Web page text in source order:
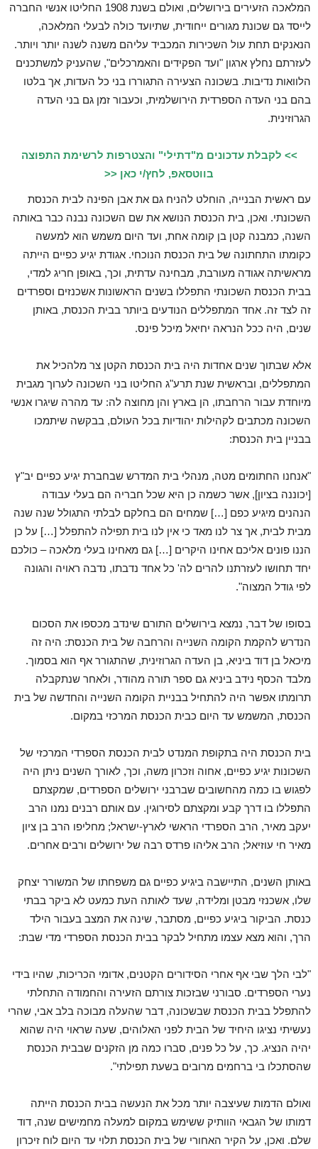
המלאכה הזעירים בירושלים, ואולם בשנת 1908 החליטו אנשי החברה
לייסד גם שכונת מגורים ייחודית, שתיועד כולה לבעלי המלאכה,
הנאנקים תחת עול השכירות המכביד עליהם משנה לשנה יותר ויותר.
לעזרתם נחלץ ארגון "ועד הפקידים והאמרכלים", שהעניק למשתכנים
הלוואות נדיבות. בשכונה הצעירה התגוררו בני כל העדות, אך בלטו
בהם בני העדה הספרדית הירושלמית, וכעבור זמן גם בני העדה
הגרוזינית.
>> לקבלת עדכונים מ"דתילי" והצטרפות לרשימת התפוצה
בווטסאפ, לחץ/י כאן <<
עם ראשית הבנייה, הוחלט להניח גם את אבן הפינה לבית הכנסת
השכונתי. ואכן, בית הכנסת הנושא את שם השכונה נבנה כבר באותה
השנה, כמבנה קטן בן קומה אחת, ועד היום משמש הוא למעשה
כקומתו התחתונה של בית הכנסת הנוכחי. אגודת יגיע כפיים הייתה
מראשיתה אגודה מעורבת, מבחינה עדתית, וכך, באופן חריג למדי,
בבית הכנסת השכונתי התפללו בשנים הראשונות אשכנזים וספרדים
זה לצד זה. אחד המתפללים הנודעים ביותר בבית הכנסת, באותן
שנים, היה ככל הנראה יחיאל מיכל פינס.
אלא שבתוך שנים אחדות היה בית הכנסת הקטן צר מלהכיל את
המתפללים, ובראשית שנת תרע"ג החליטו בני השכונה לערוך מגבית
מיוחדת עבור הרחבתו, הן בארץ והן מחוצה לה: עד מהרה שיגרו אנשי
השכונה מכתבים לקהילות יהודיות בכל העולם, בבקשה שיתמכו
בבניין בית הכנסת:
"אנחנו החתומים מטה, מנהלי בית המדרש שבחברת יגיע כפיים יב"ץ
[יכוננה בציון], אשר כשמה כן היא שכל חבריה הם בעלי עבודה
הנהנים מיגיע כפם […] שמחים הם בחלקם לבלתי התגולל שנה שנה
מבית לבית, אך צר לנו מאד כי אין לנו בית תפילה להתפלל […] על כן
הננו פונים אליכם אחינו היקרים […] גם מאחינו בעלי מלאכה – כולכם
יחד תחושו לעזרתנו להרים לה' כל אחד נדבתו, נדבה ראויה והגונה
לפי גודל המצוה".
בסופו של דבר, נמצא בירושלים התורם שינדב מכספו את הסכום
הנדרש להקמת הקומה השנייה והרחבה של בית הכנסת: היה זה
מיכאל בן דוד ביניא, בן העדה הגרוזינית, שהתגורר אף הוא בסמוך.
מלבד הכסף נידב ביניא גם ספר תורה מהודר, ולאחר שנתקבלה
תרומתו אפשר היה להתחיל בבניית הקומה השנייה והחדשה של בית
הכנסת, המשמש עד היום כבית הכנסת המרכזי במקום.
בית הכנסת היה בתקופת המנדט לבית הכנסת הספרדי המרכזי של
השכונות יגיע כפיים, אחוה וזכרון משה, וכך, לאורך השנים ניתן היה
לפגוש בו כמה מהחשובים שברבני ירושלים הספרדים, שמקצתם
התפללו בו דרך קבע ומקצתם לסירוגין. עם אותם רבנים נמנו הרב
יעקב מאיר, הרב הספרדי הראשי לארץ-ישראל; מחליפו הרב בן ציון
מאיר חי עוזיאל; הרב אליהו פרדס רבה של ירושלים ורבים אחרים.
באותן השנים, התיישבה ביגיע כפיים גם משפחתו של המשורר יצחק
שלו, אשכנזי מבטן ומלידה, שעד לאותה העת כמעט לא ביקר בבתי
כנסת. הביקור ביגיע כפיים, מסתבר, שינה את המצב בעבור הילד
הרך, והוא מצא עצמו מתחיל לבקר בבית הכנסת הספרדי מדי שבת:
"לבי הלך שבי אף אחרי הסידורים הקטנים, אדומי הכריכות, שהיו בידי
נערי הספרדים. סבורני שבזכות צורתם הזעירה והחמודה התחלתי
להתפלל בבית הכנסת שבשכונה, דבר שהעלה מבוכה בלב אבי, שהרי
נעשיתי נציגו היחיד של הבית לפני האלוהים, שעה שראוי היה שהוא
יהיה הנציג. כך, על כל פנים, סברו כמה מן הזקנים שבבית הכנסת
שהסתכלו בי ברחמים מרובים בשעת תפילתי".
ואולם הדמות שעיצבה יותר מכל את הנעשה בבית הכנסת הייתה
דמותו של הגבאי הוותיק ששימש במקום למעלה מחמישים שנה, דוד
שלם. ואכן, על הקיר האחורי של בית הכנסת תלוי עד היום לוח זיכרון